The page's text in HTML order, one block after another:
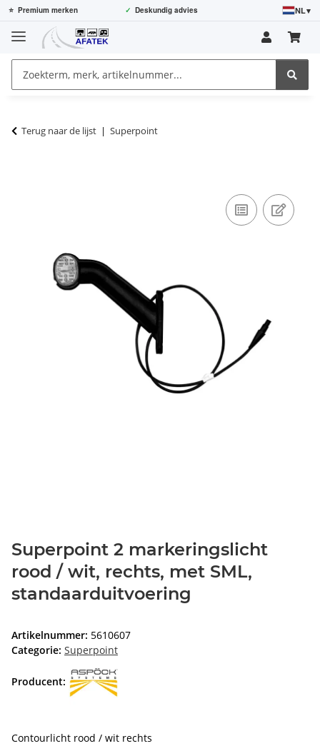
⭐ Premium merken ✓ Deskundig advies NL▾
Terug naar de lijst Superpoint
Superpoint 2 markeringslicht
rood / wit, rechts, met SML,
standaarduitvoering
Artikelnummer: 5610607
Categorie: Superpoint
Producent:
Contourlicht rood / wit rechts